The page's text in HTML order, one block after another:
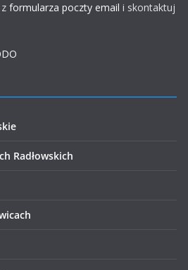
formularza poczty email i skontaktuj
Radłowskich